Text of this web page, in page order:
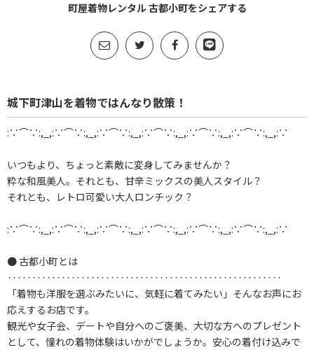
町屋着物レンタル 古都小町をシェアする
城下町津山を着物ではんなり散策！
:∵⌒∵:,_,:∵⌒∵:,_,:∵⌒∵:,_,:∵⌒∵:,_,:∵⌒∵:,_,:∵⌒∵:,_,:∵
いつもより、ちょっと素敵に変身してみませんか？
粋な和風美人。それとも、甘辛ミックスの美人スタイル？
それとも、レトロ可愛い大人ロンチック？
:∵⌒∵:,_,:∵⌒∵:,_,:∵⌒∵:,_,:∵⌒∵:,_,:∵⌒∵:,_,:∵⌒∵:,_,:∵
● 古都小町とは
‥‥‥‥‥‥‥‥‥‥‥‥‥‥‥‥‥‥‥‥‥‥‥‥‥‥‥‥
「着物も洋服を選ぶみたいに、気軽に着てみたい」そんなお声にお
応えするお店です。
観光や女子会、デートや自分へのご褒美、大切な方へのプレゼント
として、憧れの着物体験はいかがでしょうか。安心の着付け込みで